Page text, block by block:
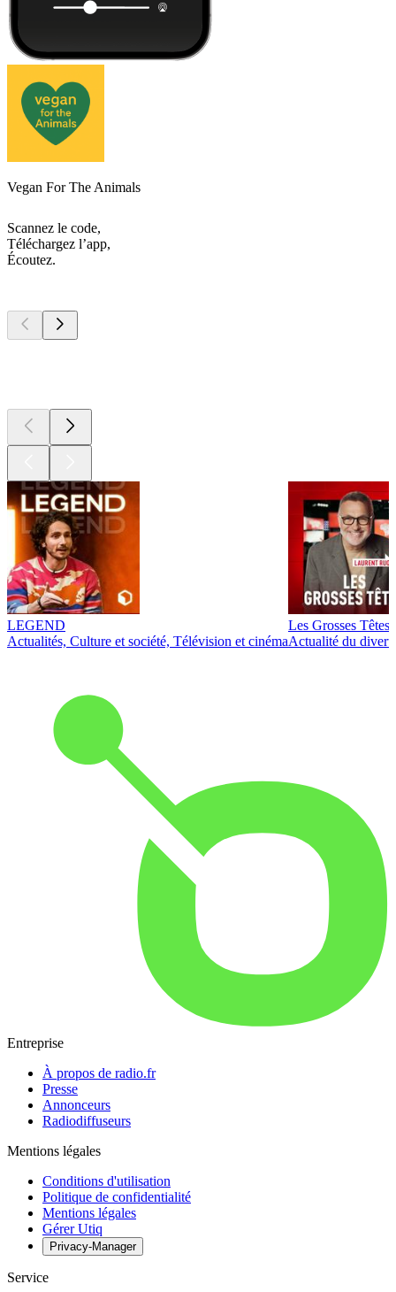
Vegan For The Animals
Scannez le code,
Téléchargez l’app,
Écoutez.
LEGEND
Actualités, Culture et société, Télévision et cinéma
Les Grosses Têtes
Actualité du
Entreprise
À propos de radio.fr
Presse
Annonceurs
Radiodiffuseurs
Mentions légales
Conditions d'utilisation
Politique de confidentialité
Mentions légales
Gérer Utiq
Privacy-Manager
Service